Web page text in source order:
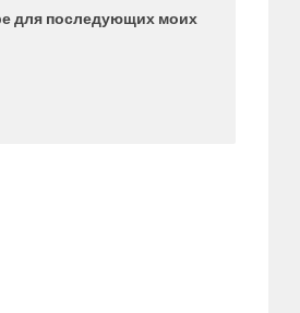
для последующих моих